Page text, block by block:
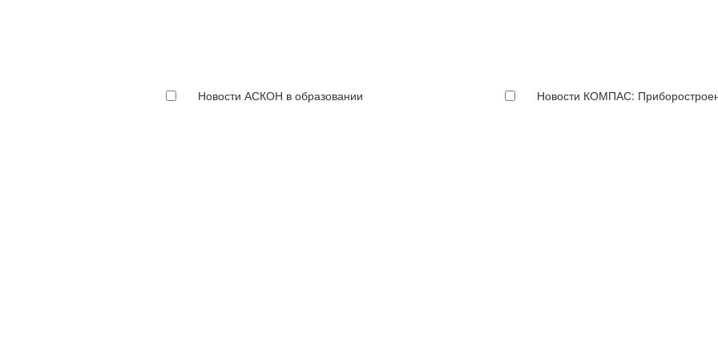
Новости АСКОН в образовании Новости КОМПАС: